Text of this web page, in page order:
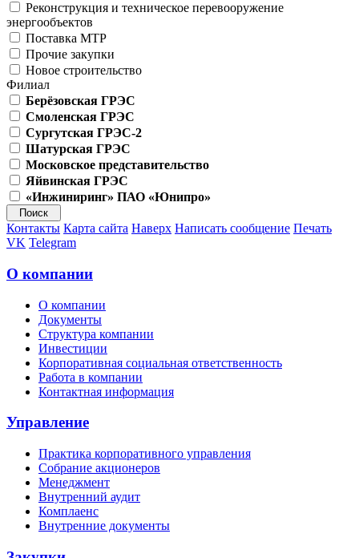
Реконструкция и техническое перевооружение
энергообъектов
Поставка МТР
Прочие закупки
Новое строительство
Филиал
Берёзовская ГРЭС
Смоленская ГРЭС
Сургутская ГРЭС-2
Шатурская ГРЭС
Московское представительство
Яйвинская ГРЭС
«Инжиниринг» ПАО «Юнипро»
Контакты Карта сайта Наверх Написать сообщение Печать
VK Telegram
О компании
О компании
Документы
Структура компании
Инвестиции
Корпоративная социальная ответственность
Работа в компании
Контактная информация
Управление
Практика корпоративного управления
Собрание акционеров
Менеджмент
Внутренний аудит
Комплаенс
Внутренние документы